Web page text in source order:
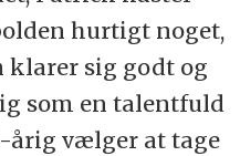
hurtigt noget,
klarer sig godt og
som en talentfuld
årig vælger at tage